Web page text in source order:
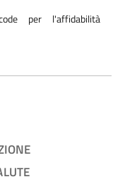
per l'affidabilità